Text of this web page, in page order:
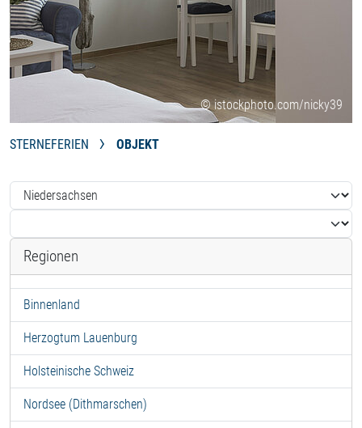
© istockphoto.com/nicky39
STERNEFERIEN OBJEKT
Regionen
Binnenland
Herzogtum Lauenburg
Holsteinische Schweiz
Nordsee (Dithmarschen)